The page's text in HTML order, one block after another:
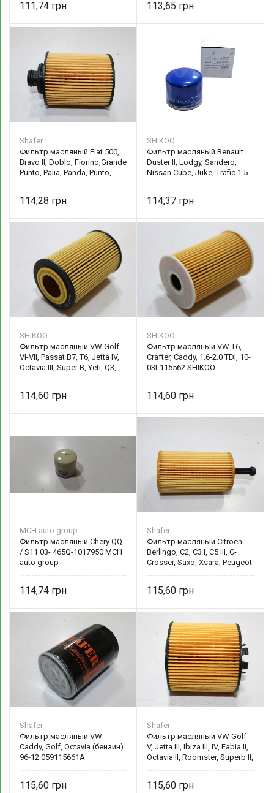
111,74 113,65
Shafer
Фильтр масляный Fiat 500,
Bravo II, Doblo, Fiorino,Grande
Punto, Palia, Panda, Punto,
114,28
SHIKOO
Фильтр масляный Renault
Duster II, Lodgy, Sandero,
Nissan Cube, Juke, Trafic 1.5-
114,37
SHIKOO
Фильтр масляный VW Golf
VI-VII, Passat B7, T6, Jetta IV,
Octavia III, Super B, Yeti, Q3,
114,60
SHIKOO
Фильтр масляный VW T6,
Crafter, Caddy, 1.6-2.0 TDI, 10-
03L115562 SHIKOO
114,60
MCH auto group
Фильтр масляный Chery QQ
/ S11 03- 465Q-1017950 MCH
auto group
114,74
Shafer
Фильтр масляный Citroen
Berlingo, C2, C3 I, C5 III, C-
Crosser, Saxo, Xsara, Peugeot
115,60
Shafer
Фильтр масляный VW
Caddy, Golf, Octavia (бензин)
96-12 059115661A
115,60
Shafer
Фильтр масляный VW Golf
V, Jetta III, Ibiza III, IV, Fabia II,
Octavia II, Roomster, Superb II,
115,60